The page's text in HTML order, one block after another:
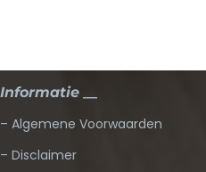
Informatie __
– Algemene Voorwaarden
– Disclaimer